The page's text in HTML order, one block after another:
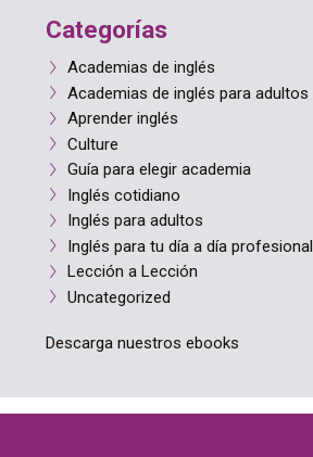
Categorías
Academias de inglés
Academias de inglés para adultos
Aprender inglés
Culture
Guía para elegir academia
Inglés cotidiano
Inglés para adultos
Inglés para tu día a día profesional
Lección a Lección
Uncategorized
Descarga nuestros ebooks